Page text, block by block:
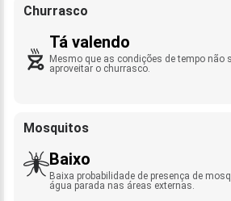
Churrasco
Tá valendo
Mesmo que as condições de tempo não
aproveitar o churrasco.
Mosquitos
Baixo
Baixa probabilidade de presença de
água parada nas áreas externas.